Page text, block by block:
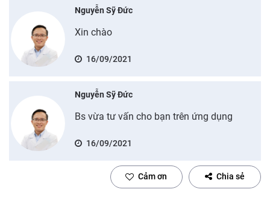
Nguyễn Sỹ Đức
Xin chào
16/09/2021
Nguyễn Sỹ Đức
Bs vừa tư vấn cho bạn trên ứng dụng
16/09/2021
Cảm ơn Chia sẻ